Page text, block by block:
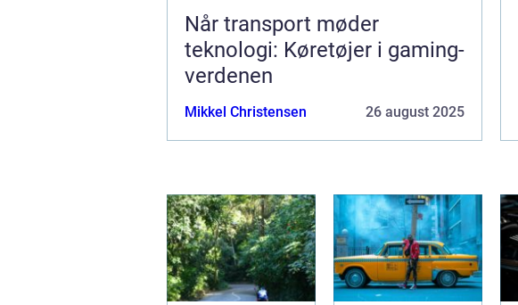
Når transport møder
teknologi: Køretøjer i gaming-
verdenen
Mikkel Christensen 26 august 2025